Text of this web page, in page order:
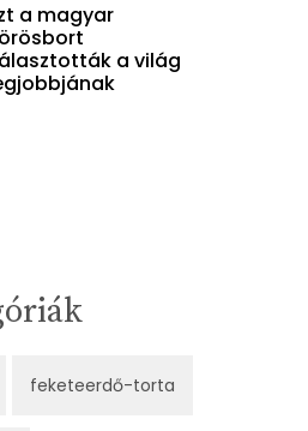
a magyar
a világ
feketeerdő-torta